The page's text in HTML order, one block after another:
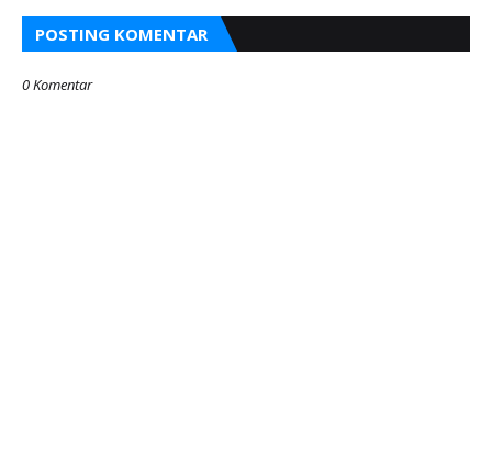
POSTING KOMENTAR
0 Komentar